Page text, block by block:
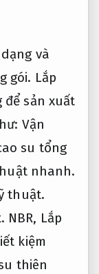
và
gói. Lắp
để sản xuất
Vận
su tổng
nhanh.
thuật.
NBR, Lắp
kiệm
thiên